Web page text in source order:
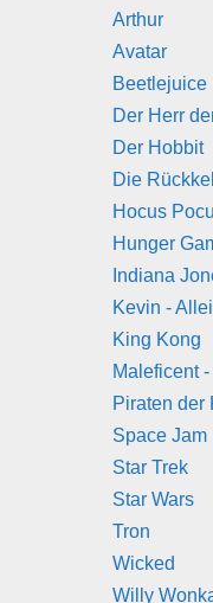
Arthur
Avatar
Beetlejuice
Der Herr
Der Hobbit
Die
Hocus
Hunger
Indiana
Kevin -
King Kong
Maleficent
Piraten der
Space Jam
Star Trek
Star Wars
Tron
Wicked
Willy